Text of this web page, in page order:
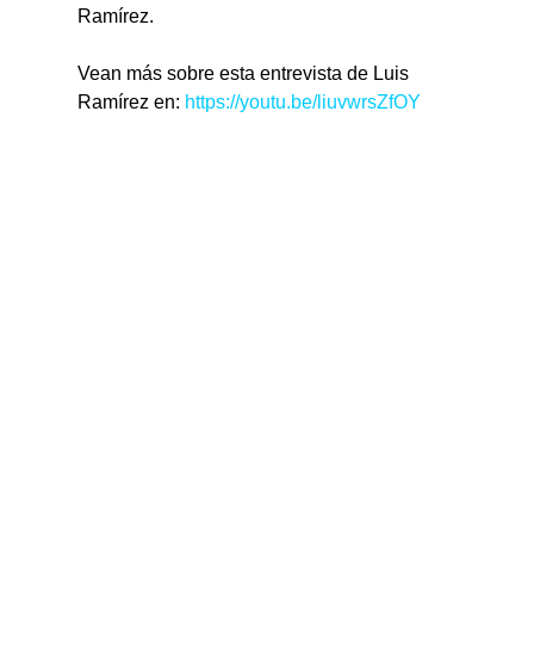
Ramírez.
Vean más sobre esta entrevista de Luis
Ramírez en: https://youtu.be/liuvwrsZfOY